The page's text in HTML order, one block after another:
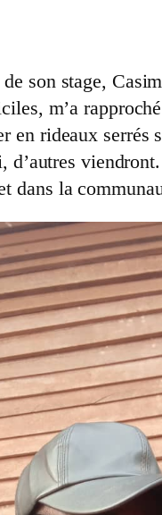
son stage,
m’a
en rideaux serrés
d’autres
dans la